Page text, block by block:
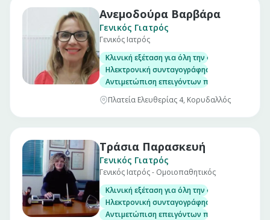
Ανεμοδούρα Βαρβάρα
Γενικός Γιατρός
Γενικός Ιατρός
Κλινική εξέταση για όλη την οικογένεια
Ηλεκτρονική συνταγογράφηση/Έκδοση
Αντιμετώπιση επειγόντων περιστατικών
Πλατεία Ελευθερίας 4, Κορυδαλλός
Τράσια Παρασκευή
Γενικός Γιατρός
Γενικός Ιατρός - Ομοιοπαθητικός
Κλινική εξέταση για όλη την οικογένεια
Ηλεκτρονική συνταγογράφηση/Έκδοση
Αντιμετώπιση επειγόντων περιστατικών